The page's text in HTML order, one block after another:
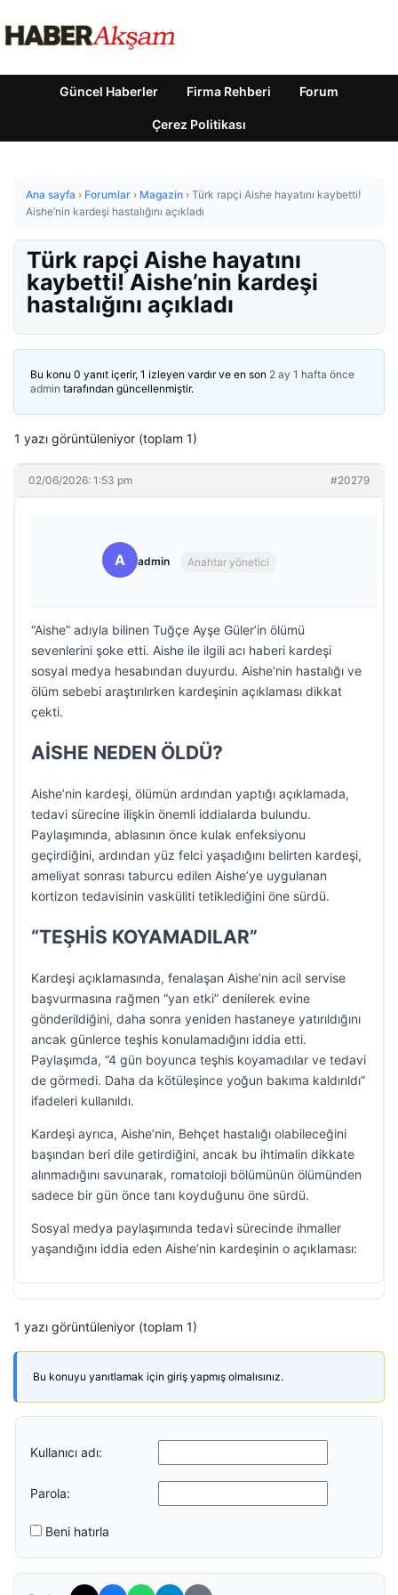
Güncel Haberler Firma Rehberi Forum
Çerez Politikası
Ana sayfa › Forumlar › Magazin › Türk rapçi Aishe hayatını kaybetti!
Aishe’nin kardeşi hastalığını açıkladı
Türk rapçi Aishe hayatını
kaybetti! Aishe’nin kardeşi
hastalığını açıkladı
Bu konu 0 yanıt içerir, 1 izleyen vardır ve en son 2 ay 1 hafta önce
admin tarafından güncellenmiştir.
1 yazı görüntüleniyor (toplam 1)
02/06/2026: 1:53 pm #20279
A admin Anahtar yönetici
“Aishe” adıyla bilinen Tuğçe Ayşe Güler’in ölümü
sevenlerini şoke etti. Aishe ile ilgili acı haberi kardeşi
sosyal medya hesabından duyurdu. Aishe’nin hastalığı ve
ölüm sebebi araştırılırken kardeşinin açıklaması dikkat
çekti.
AİSHE NEDEN ÖLDÜ?
Aishe’nin kardeşi, ölümün ardından yaptığı açıklamada,
tedavi sürecine ilişkin önemli iddialarda bulundu.
Paylaşımında, ablasının önce kulak enfeksiyonu
geçirdiğini, ardından yüz felci yaşadığını belirten kardeşi,
ameliyat sonrası taburcu edilen Aishe’ye uygulanan
kortizon tedavisinin vasküliti tetiklediğini öne sürdü.
“TEŞHİS KOYAMADILAR”
Kardeşi açıklamasında, fenalaşan Aishe’nin acil servise
başvurmasına rağmen “yan etki” denilerek evine
gönderildiğini, daha sonra yeniden hastaneye yatırıldığını
ancak günlerce teşhis konulamadığını iddia etti.
Paylaşımda, “4 gün boyunca teşhis koyamadılar ve tedavi
de görmedi. Daha da kötüleşince yoğun bakıma kaldırıldı”
ifadeleri kullanıldı.
Kardeşi ayrıca, Aishe’nin, Behçet hastalığı olabileceğini
başından beri dile getirdiğini, ancak bu ihtimalin dikkate
alınmadığını savunarak, romatoloji bölümünün ölümünden
sadece bir gün önce tanı koyduğunu öne sürdü.
Sosyal medya paylaşımında tedavi sürecinde ihmaller
yaşandığını iddia eden Aishe’nin kardeşinin o açıklaması:
1 yazı görüntüleniyor (toplam 1)
Bu konuyu yanıtlamak için giriş yapmış olmalısınız.
Kullanıcı adı:
Parola:
Beni hatırla